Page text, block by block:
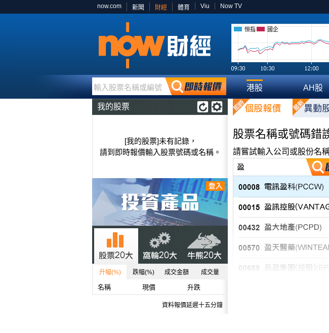
now.com 新聞 財經 體育 Viu Now TV
恒指 國企
輸入股票名稱或編號 港股 AH股
我的股票
[我的股票]未有記錄，
請到即時報價輸入股票號碼或名稱。
升幅(%) 跌幅(%) 成交金額 成交量
名稱 現價 升跌
資料報價延遲十五分鐘
股票名稱或號碼錯
請嘗試輸入公司或股份名